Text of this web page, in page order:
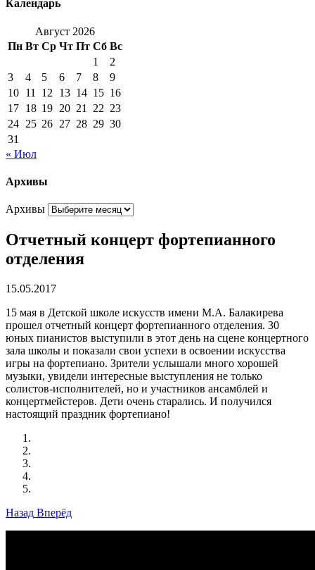
Календарь
Август 2026
Пн Вт Ср Чт Пт Сб Вс
1
2
3
4 5 6 7 8
9
10 11 12 13 14 15 16
17 18 19 20 21 22 23
24 25 26 27 28 29 30
31
« Июл
Архивы
Архивы
Oтчетный концерт фортепианного
отделения
15.05.2017
15 мая в Детской школе искусств имени М.А. Балакирева
прошел отчетный концерт фортепианного отделения. 30
юных пианистов выступили в этот день на сцене концертного
зала школы и показали свои успехи в освоении искусства
игры на фортепиано. Зрители услышали много хорошей
музыки, увидели интересные выступления не только
солистов-исполнителей, но и участников ансамблей и
концертмейстеров. Дети очень старались. И получился
настоящий праздник фортепиано!
Назад Вперёд